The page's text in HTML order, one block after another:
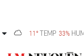
11°TEMP 33%